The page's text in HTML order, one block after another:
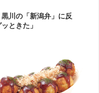
川の「新潟弁」に反
ときた」